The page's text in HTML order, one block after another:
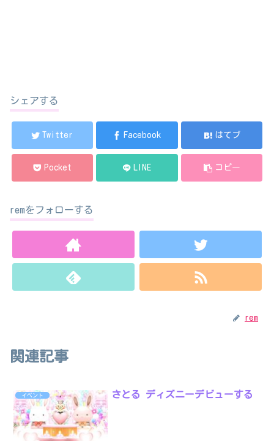
シェアする
Twitter Facebook はてブ
Pocket LINE コピー
remをフォローする
rem
関連記事
イベント さとる ディズニーデビューする